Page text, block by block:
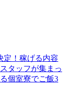
定！稼げる内容
タッフが集まっ
個室寮でご飯3